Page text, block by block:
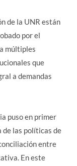
de la UNR están
por el
múltiples
que
a demandas
puso en primer
de las políticas de
entre
En este